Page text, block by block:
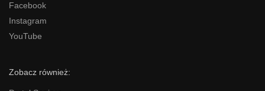
Facebook
Instagram
YouTube
Zobacz również: